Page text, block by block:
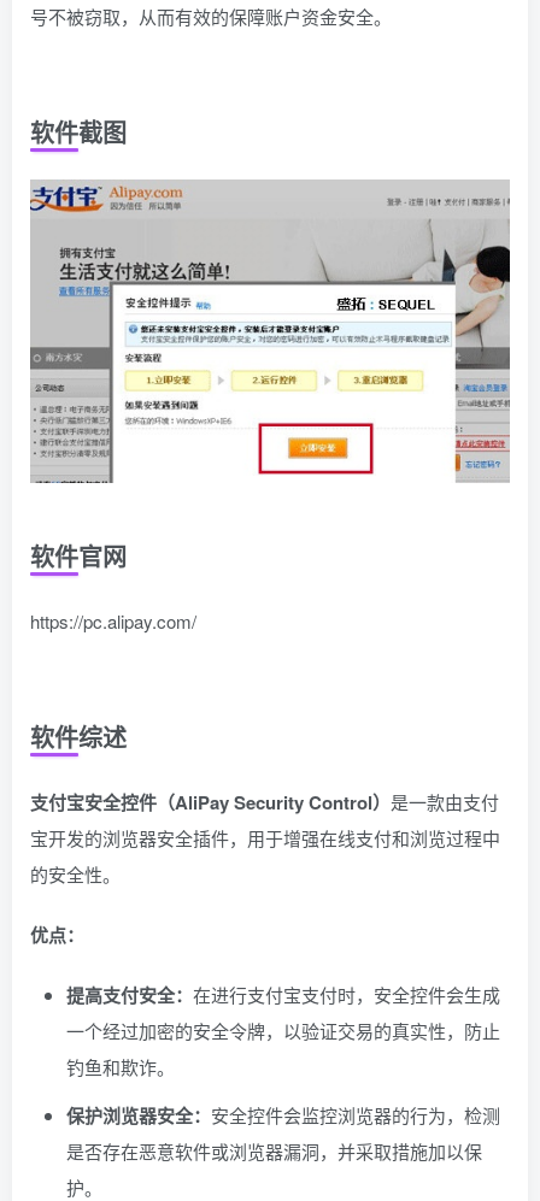
号不被窃取，从而有效的保障账户资金安全。
软件截图
软件官网
https://pc.alipay.com/
软件综述
支付宝安全控件（AliPay Security Control） 是一款由支付
宝开发的浏览器安全插件，用于增强在线支付和浏览过程中
的安全性。
优点：
提高支付安全： 在进行支付宝支付时，安全控件会生成
一个经过加密的安全令牌，以验证交易的真实性，防止
钓鱼和欺诈。
保护浏览器安全： 安全控件会监控浏览器的行为，检测
是否存在恶意软件或浏览器漏洞，并采取措施加以保
护。